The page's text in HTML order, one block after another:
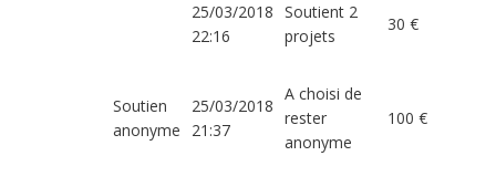
25/03/2018
22:16
Soutient 2
projets
30 €
Soutien
anonyme
25/03/2018
21:37
A choisi de
rester
anonyme
100 €